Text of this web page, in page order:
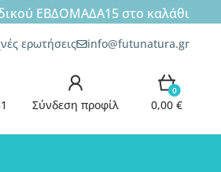
ΕΒΔΟΜΑΔΑ15στο καλάθι
ερωτήσεις info@futunatura.gr
Σύνδεση προφίλ
0
0,00 €